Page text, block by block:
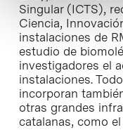
Singular (ICTS),
Ciencia,
instalaciones de
estudio de
investigadores el
instalaciones.
incorporan
otras grandes
catalanas, como